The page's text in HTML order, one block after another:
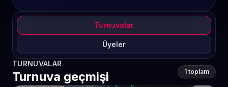
Turnuvalar
Üyeler
TURNUVALAR
Turnuva geçmişi 1 toplam